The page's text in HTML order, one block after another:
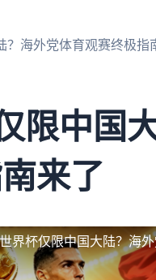
海外党体育观赛终极指
限中国
来了
界杯仅限中国大陆？海